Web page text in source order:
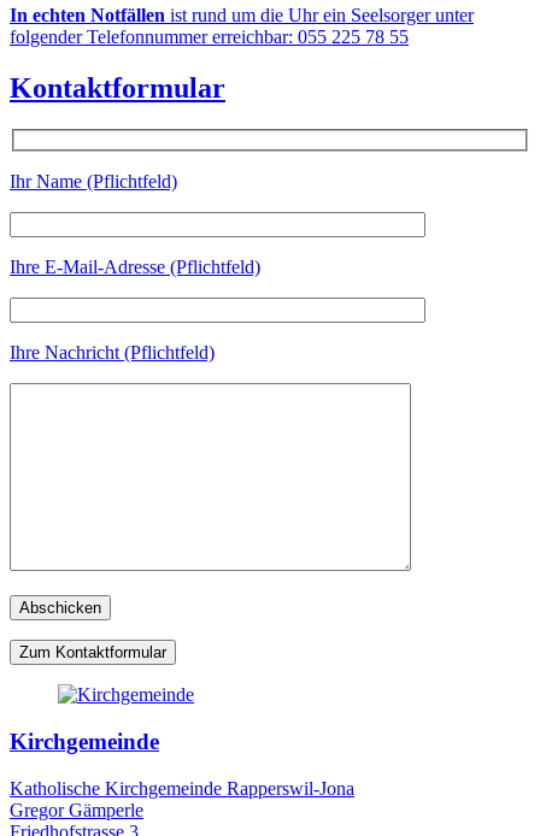
In echten Notfällen ist rund um die Uhr ein Seelsorger unter
folgender Telefonnummer erreichbar: 055 225 78 55
Kontaktformular
Ihr Name (Pflichtfeld)
Ihre E-Mail-Adresse (Pflichtfeld)
Ihre Nachricht (Pflichtfeld)
Zum Kontaktformular
Kirchgemeinde
Katholische Kirchgemeinde Rapperswil-Jona
Gregor Gämperle
Friedhofstrasse 3